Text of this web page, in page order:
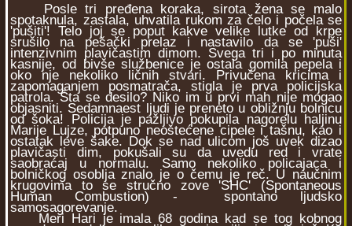
Posle tri pređena koraka, sirota žena se malo
spotaknula, zastala, uhvatila rukom za čelo i počela se
'pušiti'! Telo joj se poput kakve velike lutke od krpe
srušilo na pešački prelaz i nastavilo da se 'puši'
intenzivnim plavičastim dimom. Svega tri i po minuta
kasnije, od bivše službenice je ostala gomila pepela i
oko nje nekoliko ličnih stvari. Privučena kricima i
zapomaganjem posmatrača, stigla je prva policijska
patrola. Šta se desilo? Niko im u prvi mah nije mogao
objasniti. Sedamnaest ljudi je preneto u obližnju bolnicu
od šoka! Policija je pažljivo pokupila nagorelu haljinu
Marije Lujze, potpuno neoštećene cipele i tašnu, kao i
ostatak leve šake. Dok se nad ulicom još uvek dizao
plavičasti dim, pokušali su da uvedu red i vrate
saobraćaj u normalu. Samo nekoliko policajaca i
bolničkog osoblja znalo je o čemu je reč. U naučnim
krugovima to se stručno zove 'SHC' (Spontaneous
Human Combustion) - spontano ljudsko
samosagorevanje.
Meri Hari je imala 68 godina kad se tog kobnog